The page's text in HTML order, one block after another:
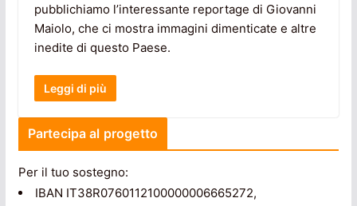
pubblichiamo l’interessante reportage di Giovanni
Maiolo, che ci mostra immagini dimenticate e altre
inedite di questo Paese.
Leggi di più
Partecipa al progetto
Per il tuo sostegno:
IBAN IT38R0760112100000006665272,